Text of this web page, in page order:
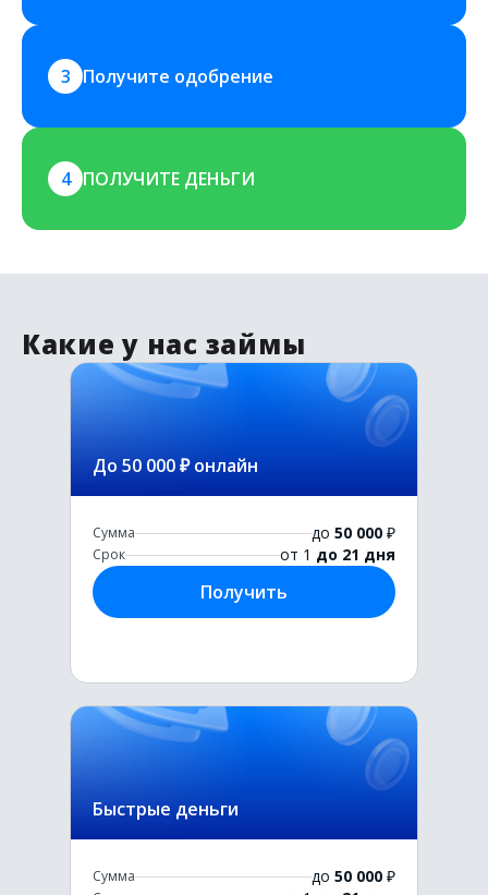
3 Получите одобрение
4 ПОЛУЧИТЕ ДЕНЬГИ
Какие у нас займы
До 50 000 ₽ онлайн
Сумма до 50 000 ₽
Срок от 1 до 21 дня
Получить
Быстрые деньги
Сумма до 50 000 ₽